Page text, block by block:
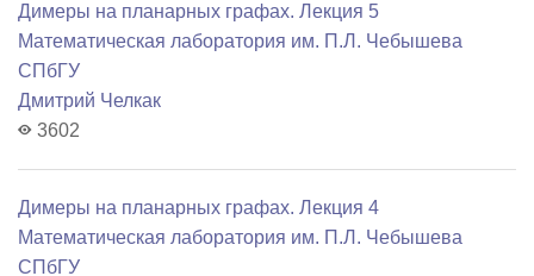
Димеры на планарных графах. Лекция 5
Математичеcкая лаборатория им. П.Л. Чебышева
СПбГУ
Дмитрий Челкак
3602
Димеры на планарных графах. Лекция 4
Математичеcкая лаборатория им. П.Л. Чебышева
СПбГУ